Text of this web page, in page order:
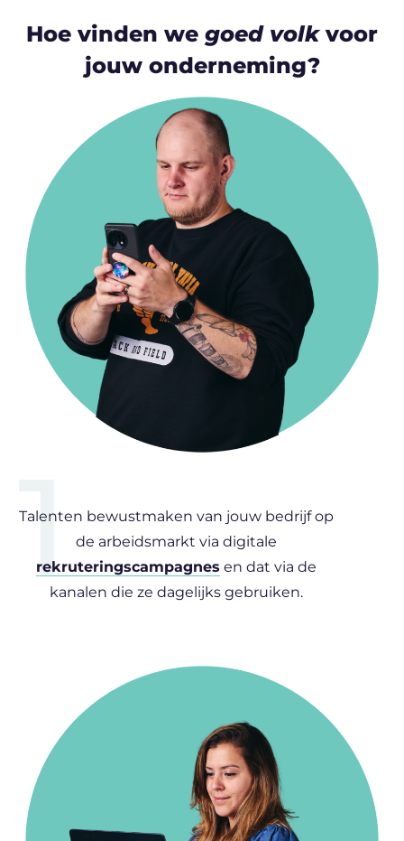
Hoe vinden we goed volkvoor
jouw onderneming?
1
Talenten bewustmaken van jouw bedrijf op
de arbeidsmarkt via digitale
rekruteringscampagnes en dat via de
kanalen die ze dagelijks gebruiken.